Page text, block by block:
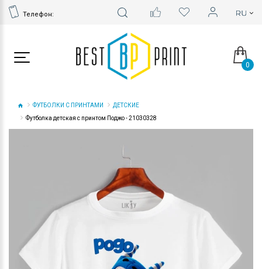
Телефон:
0
ФУТБОЛКИ С ПРИНТАМИ
ДЕТСКИЕ
Футболка детская с принтом Поджо - 21030328